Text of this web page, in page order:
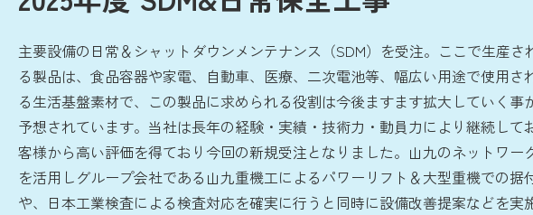
主要設備の日常＆シャットダウンメンテナンス（SDM）を受注。ここで生産さ
る製品は、食品容器や家電、自動車、医療、二次電池等、幅広い用途で使用さ
る生活基盤素材で、この製品に求められる役割は今後ますます拡大していく事
予想されています。当社は長年の経験・実績・技術力・動員力により継続して
客様から高い評価を得ており今回の新規受注となりました。山九のネットワー
を活用しグループ会社である山九重機工によるパワーリフト＆大型重機での据
や、日本工業検査による検査対応を確実に行うと同時に設備改善提案などを実